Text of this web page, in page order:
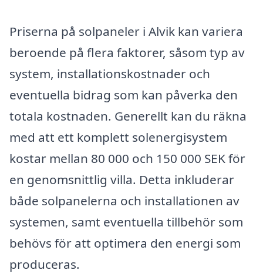
Priserna på solpaneler i Alvik kan variera
beroende på flera faktorer, såsom typ av
system, installationskostnader och
eventuella bidrag som kan påverka den
totala kostnaden. Generellt kan du räkna
med att ett komplett solenergisystem
kostar mellan 80 000 och 150 000 SEK för
en genomsnittlig villa. Detta inkluderar
både solpanelerna och installationen av
systemen, samt eventuella tillbehör som
behövs för att optimera den energi som
produceras.